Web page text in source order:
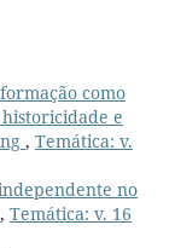
como
e
, Temática: v.
no
, Temática: v. 16